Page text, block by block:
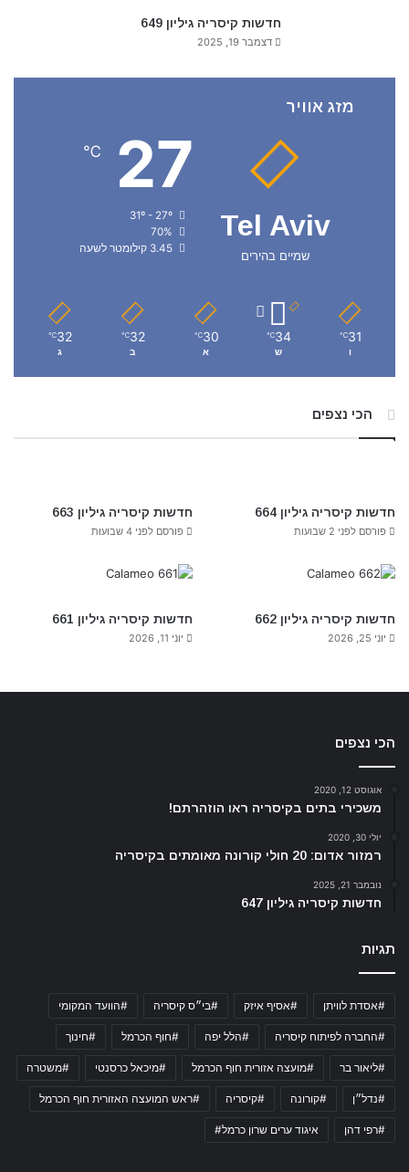
חדשות קיסריה גיליון 649
דצמבר 19, 2025
מזג אוויר
Tel Aviv
שמיים בהירים
27
℃
31º - 27º
70%
3.45 קילומטר לשעה
31
℃
ו
34
℃
ש
30
℃
א
32
℃
ב
32
℃
ג
הכי נצפים
חדשות קיסריה גיליון 664
פורסם לפני 2 שבועות
חדשות קיסריה גיליון 663
פורסם לפני 4 שבועות
חדשות קיסריה גיליון 662
יוני 25, 2026
חדשות קיסריה גיליון 661
יוני 11, 2026
הכי נצפים
אוגוסט 12, 2020
משכירי בתים בקיסריה ראו הוזהרתם!
יולי 30, 2020
רמזור אדום: 20 חולי קורונה מאומתים בקיסריה
נובמבר 21, 2025
חדשות קיסריה גיליון 647
תגיות
#אסדת לוויתן #אסיף איזק #בי״ס קיסריה #הוועד המקומי
#החברה לפיתוח קיסריה #הלל יפה #חוף הכרמל #חינוך
#ליאור בר #מועצה אזורית חוף הכרמל #מיכאל כרסנטי #משטרה
#נדל״ן #קורונה #קיסריה #ראש המועצה האזורית חוף הכרמל
#רפי דהן איגוד ערים שרון כרמל#